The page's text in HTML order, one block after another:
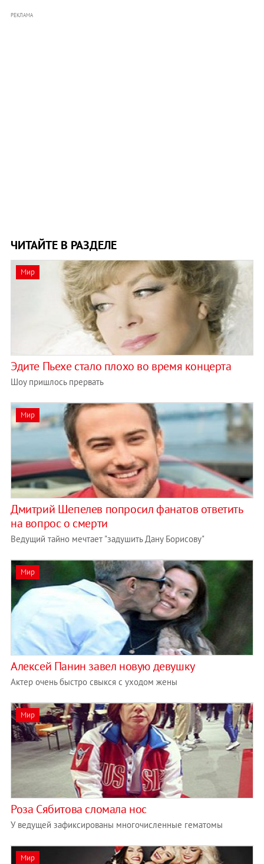
РЕКЛАМА
ЧИТАЙТЕ В РАЗДЕЛЕ
Мир
Эдите Пьехе стало плохо во время концерта
Шоу пришлось прервать
Мир
Дмитрий Шепелев попросил фанатов ответить
на вопрос о смерти
Ведущий тайно мечтает "задушить Дану Борисову"
Мир
Алексей Панин завел новую девушку
Актер очень быстро свыкся с уходом жены
Мир
Роза Сябитова сломала нос
У ведущей зафиксированы многочисленные гематомы
Мир